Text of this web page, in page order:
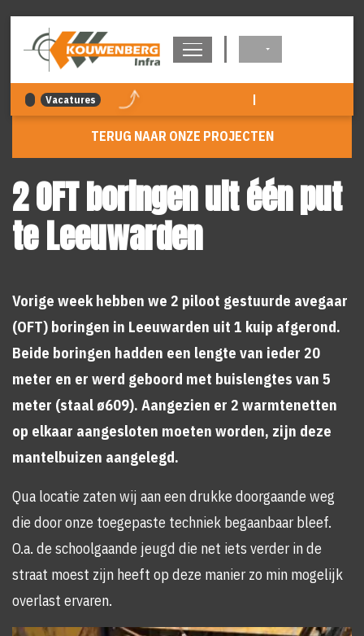
Vacatures |
TERUG NAAR ONZE PROJECTEN
2 OFT boringen uit één put
te Leeuwarden
Vorige week hebben we 2 piloot gestuurde avegaar
(OFT) boringen in Leeuwarden uit 1 kuip afgerond.
Beide boringen hadden een lengte van ieder 20
meter en er werd geboord met buislengtes van 5
meter (staal ø609). Aangezien er 2 warmtenetten
op elkaar aangesloten moeten worden, zijn deze
mantelbuizen aangelegd.
Qua locatie zaten wij aan een drukke doorgaande weg
die door onze toegepaste techniek begaanbaar bleef.
O.a. de schoolgaande jeugd die net iets verder in de
straat moest zijn heeft op deze manier zo min mogelijk
overlast ervaren.